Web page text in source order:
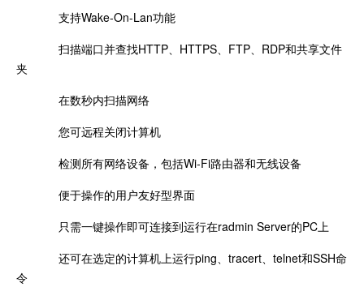
支持Wake-On-Lan功能
扫描端口并查找HTTP、HTTPS、FTP、RDP和共享文件
夹
在数秒内扫描网络
您可远程关闭计算机
检测所有网络设备，包括Wi-Fi路由器和无线设备
便于操作的用户友好型界面
只需一键操作即可连接到运行在radmin Server的PC上
还可在选定的计算机上运行ping、tracert、telnet和SSH命
令